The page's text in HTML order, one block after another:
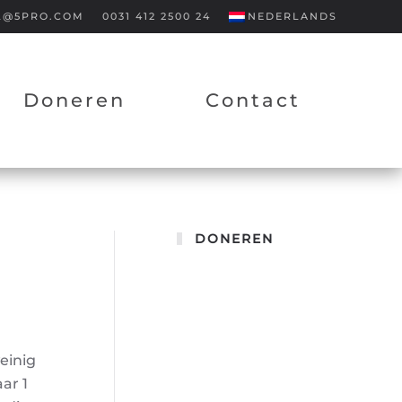
0031 412 2500 24 NEDERLANDS
Doneren Contact
1
DONEREN